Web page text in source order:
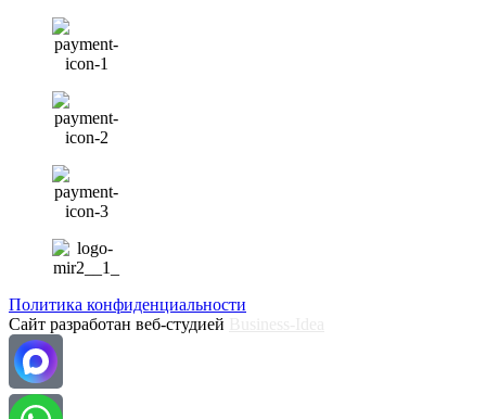
Политика конфиденциальности
Сайт разработан веб-студией